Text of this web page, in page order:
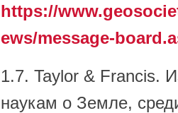
https://
ews/message-
1.7. Taylor & Francis.
наукам о Земле,